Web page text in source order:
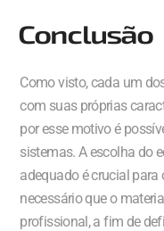
Conclusão
Como visto, cada um
com suas próprias
por esse motivo é
sistemas. A escolha do
adequado é crucial para
necessário que o
profissional, a fim de